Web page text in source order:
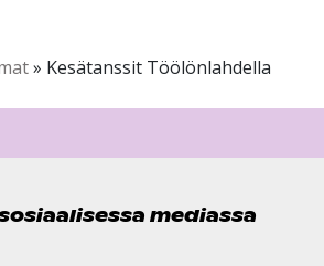
» Kesätanssit Töölönlahdella
mediassa